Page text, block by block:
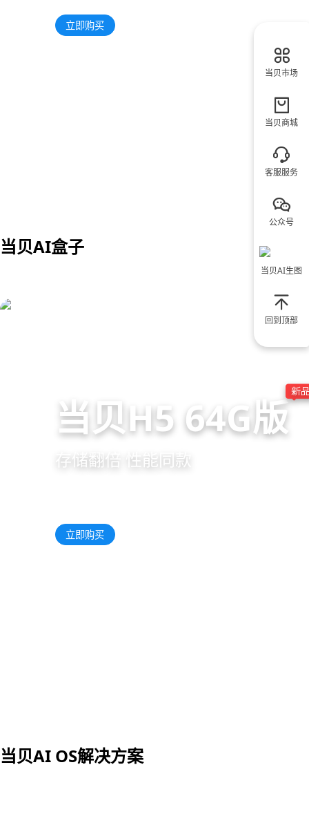
立即购买
当贝AI盒子
当贝H5 64G版
存储翻倍 性能同款
立即购买
当贝AI OS解决方案
当贝市场
当贝商城
客服服务
公众号
当贝AI生图
回到顶部